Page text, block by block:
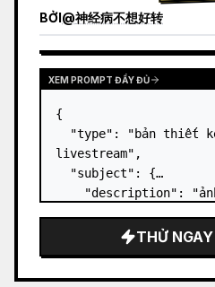
BỞI@神经病不想好转
XEM PROMPT ĐẦY ĐỦ
{
"type": "bản thiết
livestream",
  "subject": {
đen có in hình sơ đồ
trắng",
THỬ NGAY